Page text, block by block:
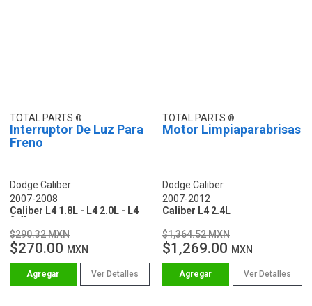
TOTAL PARTS
Interruptor De Luz Para
Freno
Dodge Caliber
2007-2008
Caliber L4 1.8L - L4 2.0L - L4
2.4L
$290.32 MXN
$270.00 MXN
Ver Detalles
TOTAL PARTS
Motor Limpiaparabrisas
Dodge Caliber
2007-2012
Caliber L4 2.4L
$1,364.52 MXN
$1,269.00 MXN
Ver Detalles